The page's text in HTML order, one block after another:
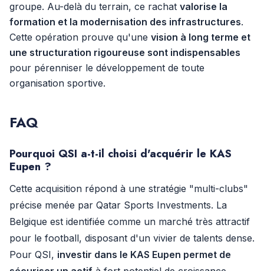
groupe. Au-delà du terrain, ce rachat valorise la
formation et la modernisation des infrastructures.
Cette opération prouve qu'une vision à long terme et
une structuration rigoureuse sont indispensables
pour pérenniser le développement de toute
organisation sportive.
FAQ
Pourquoi QSI a-t-il choisi d'acquérir le KAS
Eupen ?
Cette acquisition répond à une stratégie "multi-clubs"
précise menée par Qatar Sports Investments. La
Belgique est identifiée comme un marché très attractif
pour le football, disposant d'un vivier de talents dense.
Pour QSI, investir dans le KAS Eupen permet de